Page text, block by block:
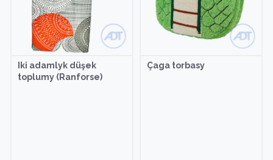
Iki adamlyk düşek
toplumy (Ranforse)
Çaga torbasy